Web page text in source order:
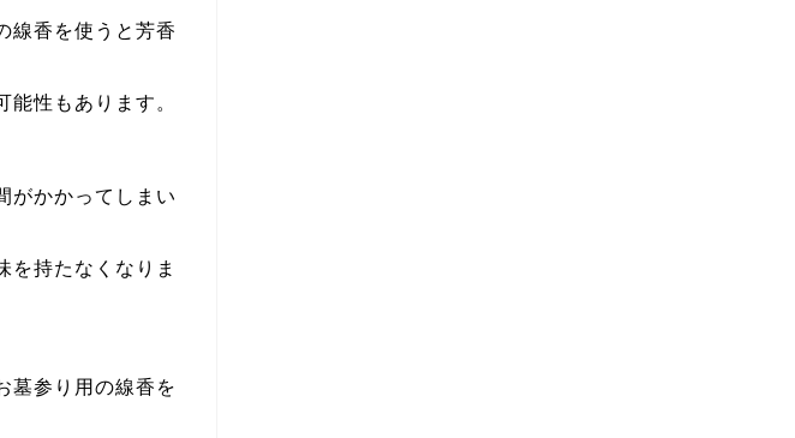
線香を使うと芳香
性もあります。
がかかってしまい
を持たなくなりま
墓参り用の線香を